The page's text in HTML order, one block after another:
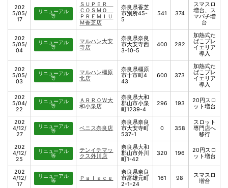
202
5/05/
17
リニューアル
等
ＳＵＰＥＲ
ＣＯＳＭＯ
ＰＲＥＭＩＵ
Ｍ香芝店
奈良県香芝
市別所45-
5
541 374
スマスロ
増台、ス
マパチ増
台
202
5/05/
04
リニューアル
等
マルハン大安
寺店
奈良県奈良
市大安寺西
3-10-5
400 282
加熱式た
ばこプレ
イエリア
導入
202
5/05/
03
リニューアル
等
マルハン橿原
北店
奈良県橿原
市十市町4
43
600 373
加熱式た
ばこプレ
イエリア
導入
202
5/04/
22
リニューアル
等
ＡＲＲＯＷ大
和小泉店
奈良県大和
郡山市小泉
町1239-4
296 193
20円スロ
ット増台
202
4/12/
27
リニューアル
等
ベニス奈良店
奈良県奈良
市大安寺町
537-1
0 358
スロット
専門店へ
移行
202
4/12/
25
リニューアル
等
テンイチマッ
クス外川店
奈良県大和
郡山市外川
町1-42
320 196
20円スロ
ット増台
202
4/12/
17
リニューアル
等
Ｐａｌａｃｅ
奈良県奈良
市富雄元町
2-1-24
161 98
スマスロ
増台